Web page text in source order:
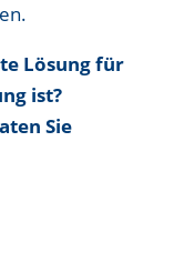
Lösung für
ist?
Sie